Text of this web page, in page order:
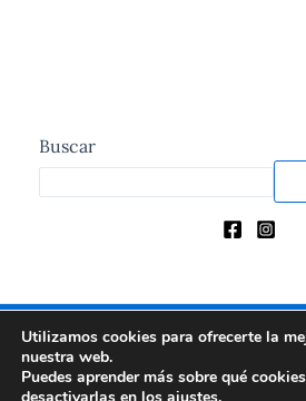
Buscar
Condiciones y Política de
Utilizamos cookies para ofrecerte la
nuestra web.
Puedes aprender más sobre qué